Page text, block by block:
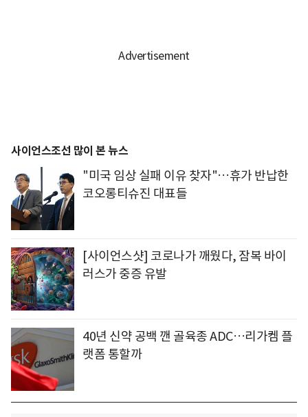
사이언스조선 많이 본 뉴스
"미국 임상 실패 이유 찾자"…휴가 반납한
코오롱티슈진 대표들
[사이언스샷] 코로나가 깨웠다, 잠복 바이
러스가 중증 유발
40년 신약 공백 깬 골육종 ADC…리가켐 플
랫폼 통할까